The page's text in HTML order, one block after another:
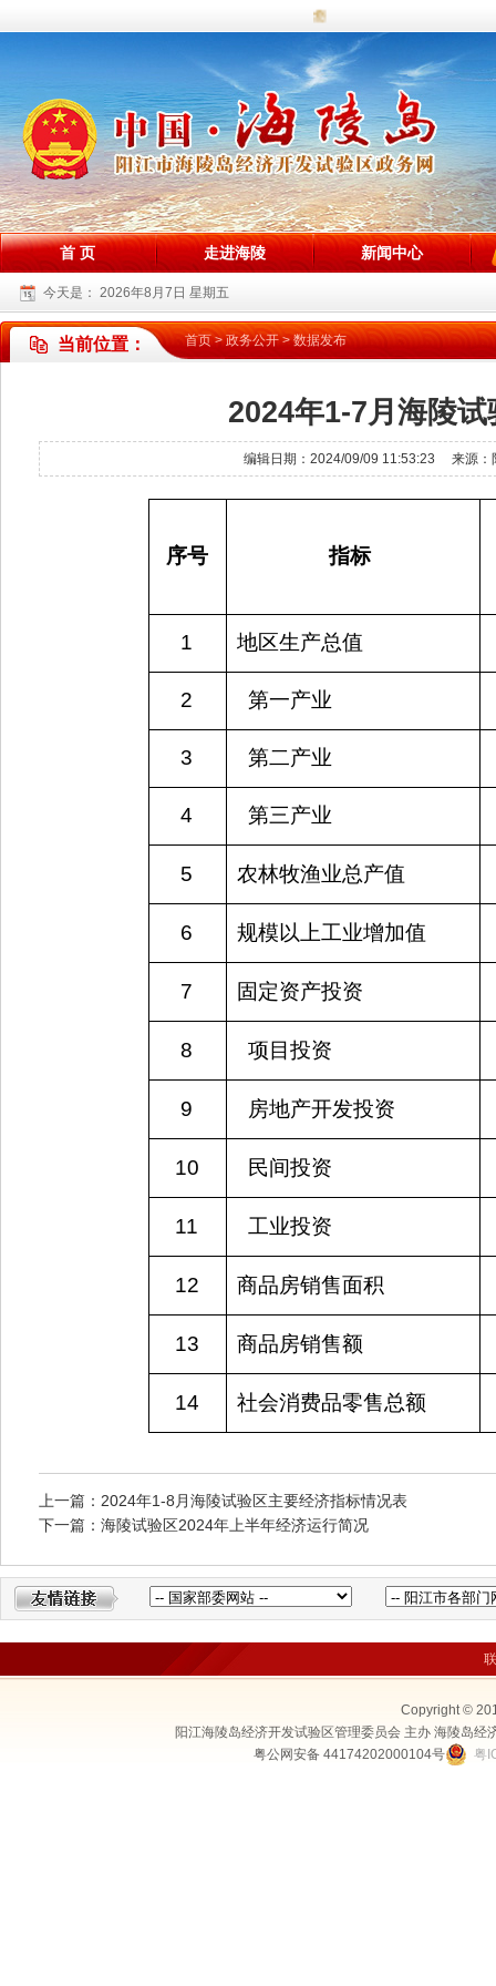
您好，欢迎访问海陵试验区政
首 页 走进海陵 新闻中心
今天是： 2026年8月7日 星期五
当前位置： 首页>政务公开>数据发布
2024年1-7月海陵
编辑日期：2024/09/09 11:53:23 来源：
序号 指标
1 地区生产总值
2 第一产业
3 第二产业
4 第三产业
5 农林牧渔业总产值
6 规模以上工业增加值
7 固定资产投资
8 项目投资
9 房地产开发投资
10 民间投资
11 工业投资
12 商品房销售面积
13 商品房销售额
14 社会消费品零售总额
上一篇：2024年1-8月海陵试验区主要经济指标情况表
下一篇：海陵试验区2024年上半年经济运行简况
Copyright ©
阳江海陵岛经济开发试验区管理委员会 主办 海陵岛
粤公网安备 44174202000104号
粤